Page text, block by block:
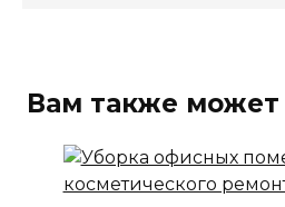
Вам также может